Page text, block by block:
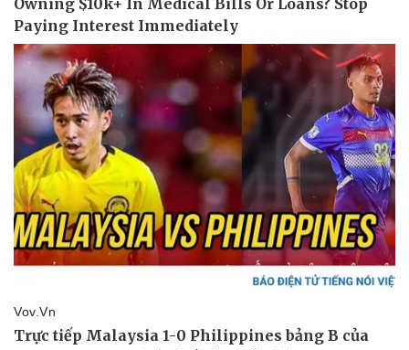
Bóng đá
Lịch thi đấu bóng đá
Thế giới thể thao
eSports
Hậu trường
Ô tô
Xe máy
Tư vấn